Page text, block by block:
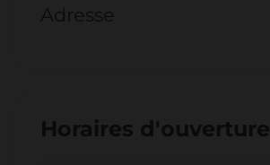
Adresse
Horaires d'ouverture